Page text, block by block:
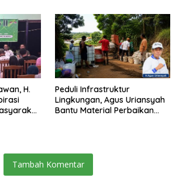
H.
Peduli Infrastruktur
Lingkungan, Agus Uriansyah
Bantu Material Perbaikan
Tambah Komentar